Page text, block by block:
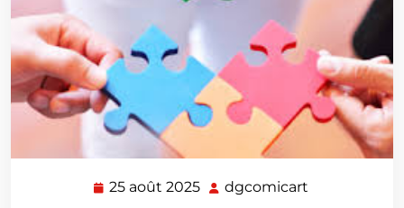
25 août 2025 25 dgcomicart